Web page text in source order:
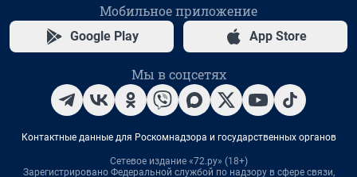
Мобильное приложение
Google Play App Store
Мы в соцсетях
Контактные данные для Роскомнадзора и государственных органов
Сетевое издание «72.ру» (18+)
Зарегистрировано Федеральной службой по надзору в сфере связи,